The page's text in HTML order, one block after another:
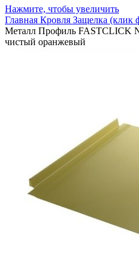
Нажмите, чтобы увеличить
Главная Кровля Защелка (клик
Металл Профиль FASTCLICK
чистый оранжевый